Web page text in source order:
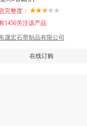
完整度：
1450关注该产品
晟宏石墨制品有限公司
在线订购